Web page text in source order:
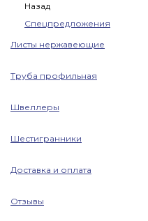
Назад
Спецпредложения
Листы нержавеющие
Труба профильная
Швеллеры
Шестигранники
Доставка и оплата
Отзывы